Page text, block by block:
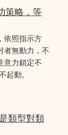
策略，等
依照指示方
者無動力，不
意力鎖定不
動。
類型對類